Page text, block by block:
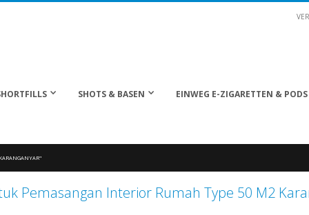
SHOTS & BASEN EINWEG E-ZIGARETTEN & PODS
Pemasangan Interior Rumah Type 50 M2